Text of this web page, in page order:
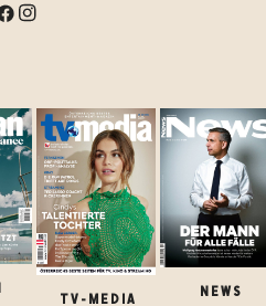
TV-MEDIA
NEWS